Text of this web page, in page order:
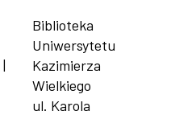
|
Biblioteka
Uniwersytetu
Kazimierza
Wielkiego
ul. Karola